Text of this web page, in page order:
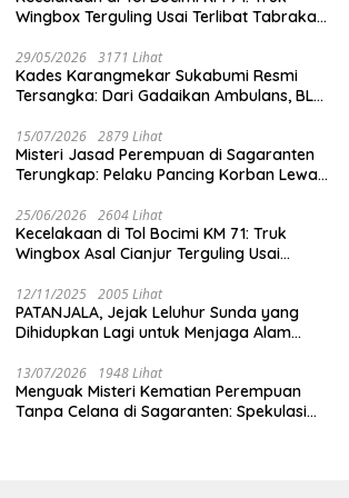
Wingbox Terguling Usai Terlibat Tabrakan
29/05/2026 3171 Lihat
Kades Karangmekar Sukabumi Resmi
Tersangka: Dari Gadaikan Ambulans, BLT
15/07/2026 2879 Lihat
Misteri Jasad Perempuan di Sagaranten
Terungkap: Pelaku Pancing Korban Lewat
25/06/2026 2604 Lihat
Kecelakaan di Tol Bocimi KM 71: Truk
Wingbox Asal Cianjur Terguling Usai
RS Sekarwangi
12/11/2025 2005 Lihat
PATANJALA, Jejak Leluhur Sunda yang
Dihidupkan Lagi untuk Menjaga Alam
13/07/2026 1948 Lihat
Menguak Misteri Kematian Perempuan
Tanpa Celana di Sagaranten: Spekulasi